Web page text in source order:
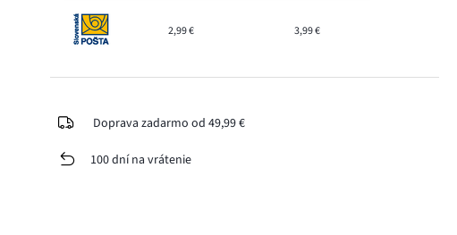
2,99 € 3,99 €
Doprava zadarmo od 49,99 €
100 dní na vrátenie